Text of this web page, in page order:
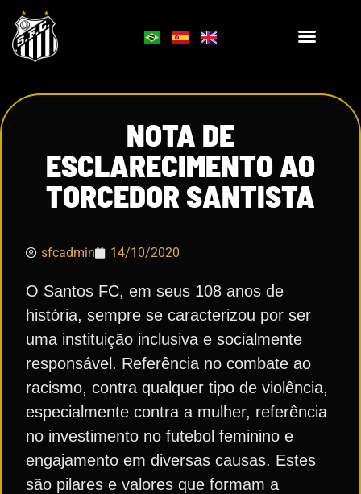
NOTA DE
ESCLARECIMENTO AO
TORCEDOR SANTISTA
sfcadmin 14/10/2020
O Santos FC, em seus 108 anos de
história, sempre se caracterizou por ser
uma instituição inclusiva e socialmente
responsável. Referência no combate ao
racismo, contra qualquer tipo de violência,
especialmente contra a mulher, referência
no investimento no futebol feminino e
engajamento em diversas causas. Estes
são pilares e valores que formam a